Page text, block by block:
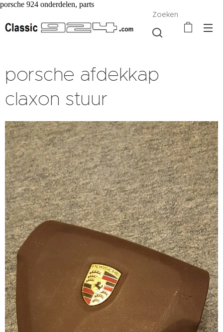
porsche 924 onderdelen, parts
Zoeken
porsche afdekkap
claxon stuur